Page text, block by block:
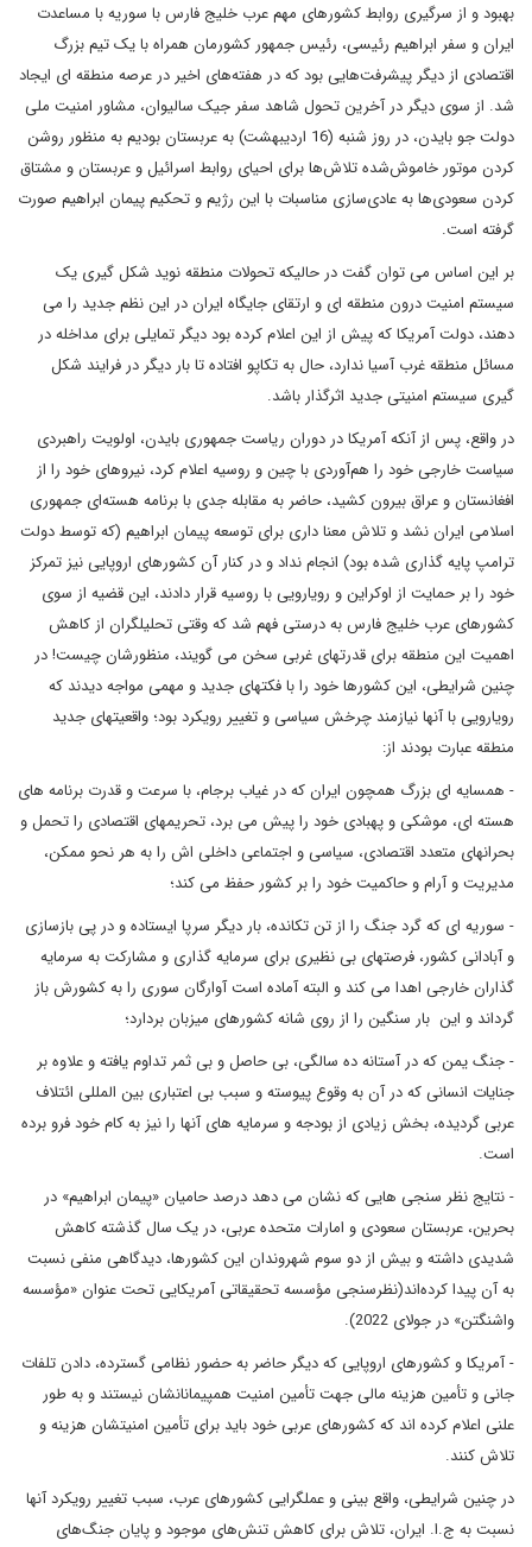
بهبود و از سرگیری روابط کشورهای مهم عرب خلیج فارس با سوریه با مساعدت
ایران و سفر ابراهیم رئیسی، رئیس جمهور کشورمان همراه با یک تیم بزرگ
اقتصادی از دیگر پیشرفت‎‌هایی بود که در هفته‌های اخیر در عرصه منطقه ای ایجاد
شد. از سوی دیگر در آخرین تحول شاهد سفر جیک سالیوان، مشاور امنیت ملی
دولت جو بایدن، در روز شنبه (16 اردیبهشت) به عربستان بودیم به منظور روشن
کردن موتور خاموش‌شده تلاش‌ها برای احیای روابط اسرائیل و عربستان و مشتاق
کردن سعودی‌ها به عادی‌سازی مناسبات با این رژیم و تحکیم پیمان ابراهیم صورت
گرفته است.
بر این اساس می توان گفت در حالیکه تحولات منطقه نوید شکل گیری یک
سیستم امنیت درون منطقه ای و ارتقای جایگاه ایران در این نظم جدید را می
دهند، دولت آمریکا که پیش از این اعلام کرده بود دیگر تمایلی برای مداخله در
مسائل منطقه غرب آسیا ندارد، حال به تکاپو افتاده تا بار دیگر در فرایند شکل
گیری سیستم امنیتی جدید اثرگذار باشد.
در واقع، پس از آنکه آمریکا در دوران ریاست جمهوری بایدن، اولویت راهبردی
سیاست خارجی خود را هم‌آوردی با چین و روسیه اعلام کرد، نیروهای خود را از
افغانستان و عراق بیرون کشید، حاضر به مقابله جدی با برنامه هسته‌ای جمهوری
اسلامی ایران نشد و تلاش معنا داری برای توسعه پیمان ابراهیم (که توسط دولت
ترامپ پایه گذاری شده بود) انجام نداد و در کنار آن کشورهای اروپایی نیز تمرکز
خود را بر حمایت از اوکراین و رویارویی با روسیه قرار دادند، این قضیه از سوی
کشورهای عرب خلیج فارس به درستی فهم شد که وقتی تحلیلگران از کاهش
اهمیت این منطقه برای قدرتهای غربی سخن می گویند، منظورشان چیست! در
چنین شرایطی، این کشورها خود را با فکتهای جدید و مهمی مواجه دیدند که
رویارویی با آنها نیازمند چرخش سیاسی و تغییر رویکرد بود؛ واقعیتهای جدید
منطقه عبارت بودند از:
- همسایه ای بزرگ همچون ایران که در غیاب برجام، با سرعت و قدرت برنامه های
هسته ای، موشکی و پهبادی خود را پیش می برد، تحریمهای اقتصادی را تحمل و
بحرانهای متعدد اقتصادی، سیاسی و اجتماعی داخلی اش را به هر نحو ممکن،
مدیریت و آرام و حاکمیت خود را بر کشور حفظ می کند؛
- سوریه ای که گرد جنگ را از تن تکانده، بار دیگر سرپا ایستاده و در پی بازسازی
و آبادانی کشور، فرصتهای بی نظیری برای سرمایه گذاری و مشارکت به سرمایه
گذاران خارجی اهدا می کند و البته آماده است آوارگان سوری را به کشورش باز
گرداند و این بار سنگین را از روی شانه کشورهای میزبان بردارد؛
- جنگ یمن که در آستانه ده سالگی، بی حاصل و بی ثمر تداوم یافته و علاوه بر
جنایات انسانی که در آن به وقوع پیوسته و سبب بی اعتباری بین المللی ائتلاف
عربی گردیده، بخش زیادی از بودجه و سرمایه های آنها را نیز به کام خود فرو برده
است.
- نتایج نظر سنجی هایی که نشان می دهد درصد حامیان «پیمان ابراهیم» در
بحرین، عربستان سعودی و امارات متحده عربی، در یک سال گذشته کاهش
شدیدی داشته و بیش از دو سوم شهروندان این کشورها، دیدگاهی منفی نسبت
به آن پیدا کرده‌اند(نظرسنجی‌ مؤسسه تحقیقاتی آمریکایی تحت عنوان «مؤسسه
واشنگتن» در جولای 2022).
- آمریکا و کشورهای اروپایی که دیگر حاضر به حضور نظامی گسترده، دادن تلفات
جانی و تأمین هزینه مالی جهت تأمین امنیت همپیمانانشان نیستند و به طور
علنی اعلام کرده اند که کشورهای عربی خود باید برای تأمین امنیتشان هزینه و
تلاش کنند.
در چنین شرایطی، واقع بینی و عملگرایی کشورهای عرب، سبب تغییر رویکرد آنها
نسبت به ج.ا. ایران، تلاش برای کاهش تنش‌های موجود و پایان جنگ‌های